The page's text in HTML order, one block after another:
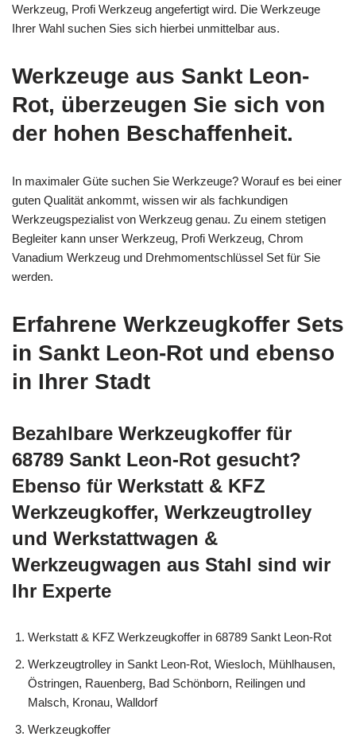
Werkzeug, Profi Werkzeug angefertigt wird. Die Werkzeuge
Ihrer Wahl suchen Sies sich hierbei unmittelbar aus.
Werkzeuge aus Sankt Leon-
Rot, überzeugen Sie sich von
der hohen Beschaffenheit.
In maximaler Güte suchen Sie Werkzeuge? Worauf es bei einer
guten Qualität ankommt, wissen wir als fachkundigen
Werkzeugspezialist von Werkzeug genau. Zu einem stetigen
Begleiter kann unser Werkzeug, Profi Werkzeug, Chrom
Vanadium Werkzeug und Drehmomentschlüssel Set für Sie
werden.
Erfahrene Werkzeugkoffer Sets
in Sankt Leon-Rot und ebenso
in Ihrer Stadt
Bezahlbare Werkzeugkoffer für
68789 Sankt Leon-Rot gesucht?
Ebenso für Werkstatt & KFZ
Werkzeugkoffer, Werkzeugtrolley
und Werkstattwagen &
Werkzeugwagen aus Stahl sind wir
Ihr Experte
Werkstatt & KFZ Werkzeugkoffer in 68789 Sankt Leon-Rot
Werkzeugtrolley in Sankt Leon-Rot, Wiesloch, Mühlhausen,
Östringen, Rauenberg, Bad Schönborn, Reilingen und
Malsch, Kronau, Walldorf
Werkzeugkoffer